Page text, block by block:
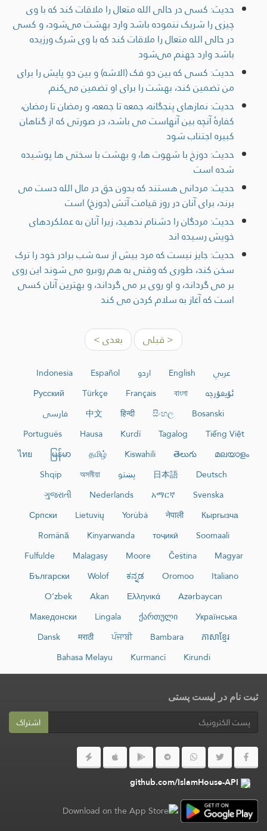
حديث: کسی در حالی الله متعال را ملاقات کند که با وی
چیزی را شریک ننموده باشد وارد بهشت ​​می‌شود، و کسی
در حالی الله متعال را ملاقات کند که با وی شرک ورزیده
باشد وارد جهنم می‌شود
حديث: کسی که بین دو فک (الاشه) و بین دو پایش را برای
من تضمین کند، بهشت ​​را برای او تضمین می‌کنم
حديث: نمازهای پنجگانه، جمعه تا جمعه، و رمضان تا رمضان،
کفارۀ آنچه بین آنهاست می باشد، در صورتی که از گناهان
کبیره اجتناب شود
حديث: دوزخ با شهوت ها، و بهشت ​​با سختی ها پوشیده
شده است
حديث: مردانى هستند كه بدون حق در مال الله دست مى
برند، براى آنان در روز قيامت آتش (دوزخ) است
حديث: مردگان را دشنام ندهید، زیرا آنان به عملکردهای
خويش رسيده اند
حديث: جايز نيست كه مرد بيش از سه شب برادر خود را ترک
سخن كند، طوری که وقتى به هم روبرو می شوند اين روى
بر مى گرداند، و او روى بر مى گرداند، و بهترین آنان كسى
است كه آغاز به سلام كردن مى كند
< قبلی بعدی >
عربي English اردو Español
Indonesia
ئۇيغۇرچە
বাংলা
Français
Türkçe
Русский
Bosanski
සිංහල
हिन्दी
中文
فارسی
Tiếng Việt
Tagalog
Kurdî
Hausa
Português
മലയാളം
తెలుగు
Kiswahili
தமிழ்
မြန်မာ
ไทย
Deutsch
日本語 پښتو অসমীয়া
Shqip
Svenska
አማርኛ
Nederlands
ગુજરાતી
Кыргызча
नेपाली
Yorùbá
Lietuvių
Српски
Soomaali
тоҷикӣ
Kinyarwanda
Română
Magyar
Čeština
Moore
Malagasy
Fulfulde
Italiano
Oromoo
ಕನ್ನಡ
Wolof
Български
Azərbaycan
Ελληνικά
Akan
O‘zbek
Українська
ქართული
Lingala
Македонски
ភាសាខ្មែរ
Bambara
ਪੰਜਾਬੀ
मराठी
Dansk
Kirundi
Kurmancî
Bahasa Melayu
ثبت نام در لیست پستی
اشتراک
github.com/IslamHouse-API